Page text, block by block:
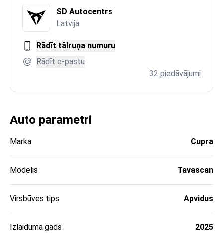
SD Autocentrs
Latvija
Rādīt tālruņa numuru
Rādīt e-pastu
32 piedāvājumi
Auto parametri
Marka Cupra
Modelis Tavascan
Virsbūves tips Apvidus
Izlaiduma gads 2025